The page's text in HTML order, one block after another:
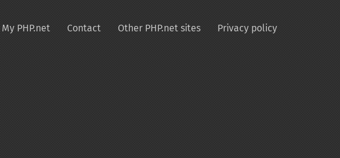
My PHP.net Contact Other PHP.net sites Privacy policy